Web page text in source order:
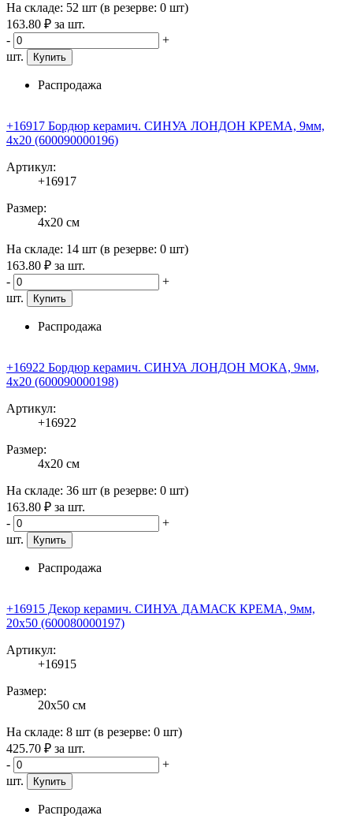
На складе: 52 шт (в резерве: 0 шт)
163.80 ₽ за шт.
-
+
шт.
Купить
Распродажа
+16917 Бордюр керамич. СИНУА ЛОНДОН КРЕМА, 9мм,
4x20 (600090000196)
Артикул:
+16917
Размер:
4x20 см
На складе: 14 шт (в резерве: 0 шт)
163.80 ₽ за шт.
-
+
шт.
Купить
Распродажа
+16922 Бордюр керамич. СИНУА ЛОНДОН МОКА, 9мм,
4x20 (600090000198)
Артикул:
+16922
Размер:
4x20 см
На складе: 36 шт (в резерве: 0 шт)
163.80 ₽ за шт.
-
+
шт.
Купить
Распродажа
+16915 Декор керамич. СИНУА ДАМАСК КРЕМА, 9мм,
20x50 (600080000197)
Артикул:
+16915
Размер:
20x50 см
На складе: 8 шт (в резерве: 0 шт)
425.70 ₽ за шт.
-
+
шт.
Купить
Распродажа